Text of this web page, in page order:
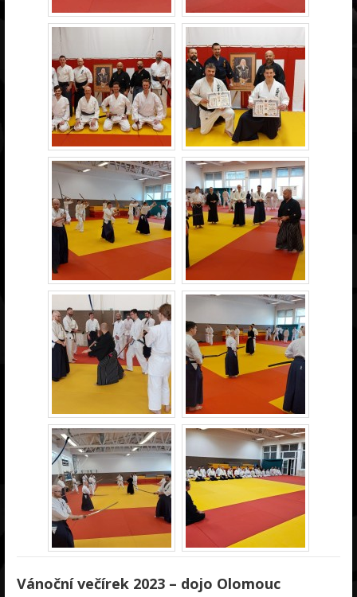
Vánoční večírek 2023 – dojo Olomouc